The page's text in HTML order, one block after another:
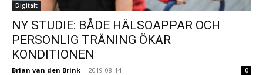
Digitalt
NY STUDIE: BÅDE HÄLSOAPPAR OCH
PERSONLIG TRÄNING ÖKAR
KONDITIONEN
Brian van den Brink - 2019-08-14 0